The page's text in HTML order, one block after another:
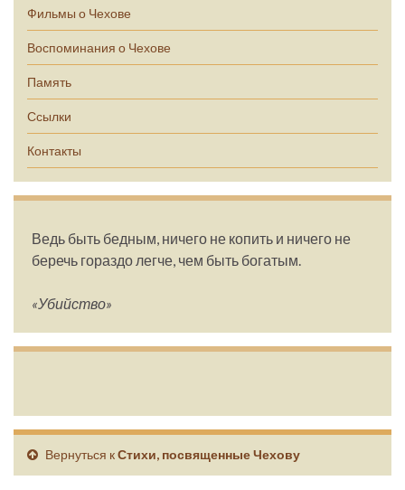
Фильмы о Чехове
Воспоминания о Чехове
Память
Ссылки
Контакты
Ведь быть бедным, ничего не копить и ничего не
беречь гораздо легче, чем быть богатым.
«Убийство»
Вернуться кСтихи, посвященные Чехову